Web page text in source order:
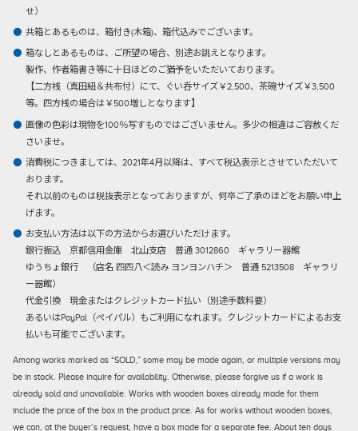
せ）
共箱とあるものは、箱付き(木箱)、箱代込みでございます。
箱なしとあるものは、ご所望の場合、別途お誂えとなります。
製作、作者箱書き等に十日ほどのご猶予をいただいております。
【二方桟（真田紐＆共布付）にて、ぐい呑サイズ￥2,500、茶碗サイズ￥3,500
等。四方桟の場合は￥500増しとなります】
画像の色彩は現物を100％写すものではございません。多少の相違はご容赦くだ
さいませ。
消費税につきましては、2021年4月以降は、すべて税込表示とさせていただいて
おります。
それ以前のものは税抜表示となっておりますが、何卒ご了承のほどをお願い申上
げます。
お支払い方法は以下の方法からお選びいただけます。
銀行振込京都信用金庫 北山支店 普通 3012860 ギャラリー器館
ゆうちょ銀行 （店名 四四八＜読み ヨンヨンハチ＞ 普通 5213508 ギャラリ
ー器館）
代金引換現金またはクレジットカード払い（別途手数料要）
あるいはPayPal（ペイパル）もご利用になれます。クレジットカードによるお支
払いも可能でございます。
Among works marked as “SOLD,” some may be made again, or multiple versions may
be in stock. Please inquire for availability. Otherwise, please forgive us if a work is
already sold and unavailable. Works with wooden boxes already made for them
include the price of the box in the product price. As for works without wooden boxes,
we can, at the buyer’s request, have a box made for a separate fee. About ten days